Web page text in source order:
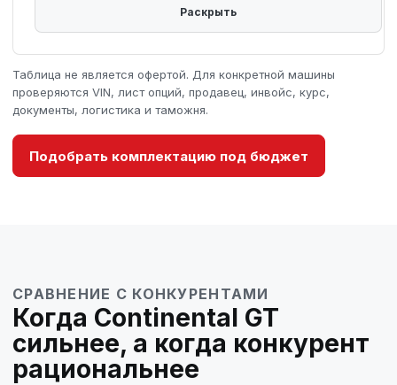
Таблица не является офертой. Для конкретной машины
проверяются VIN, лист опций, продавец, инвойс, курс,
документы, логистика и таможня.
Подобрать комплектацию под бюджет
СРАВНЕНИЕ С КОНКУРЕНТАМИ
Когда Continental GT
сильнее, а когда конкурент
рациональнее